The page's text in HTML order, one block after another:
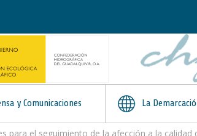
y Comunicaciones La
el seguimiento de la afección a la calidad de las